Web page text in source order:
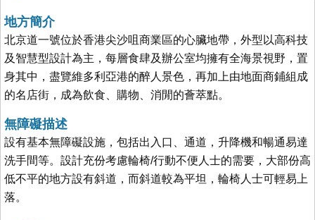
地方簡介
北京道一號位於香港尖沙咀商業區的心臟地帶，外型以高科技
及智慧型設計為主，每層食肆及辦公室均擁有全海景視野，置
身其中，盡覽維多利亞港的醉人景色，再加上由地面商鋪組成
的名店街，成為飲食、購物、消閒的薈萃點。
無障礙描述
設有基本無障礙設施，包括出入口、通道，升降機和暢通易達
洗手間等。設計充份考慮輪椅/行動不便人士的需要，大部份高
低不平的地方設有斜道，而斜道較為平坦，輪椅人士可輕易上
落。